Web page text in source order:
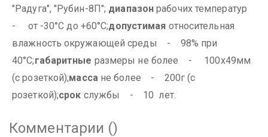
"Радуга", "Рубин-8П"; диапазон рабочих температур
- от -30°С до +60°С;допустимая относительная
влажность окружающей среды - 98% при
40°С;габаритные размеры не более - 100х49мм
(с розеткой);масса не более - 200г (с
розеткой);срок службы - 10 лет.
Комментарии ()